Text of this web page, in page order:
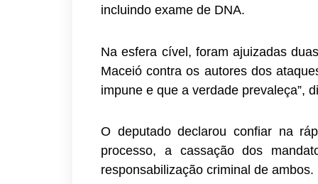
incluindo exame de DNA.
Na esfera cível, foram ajuizadas
Maceió contra os autores dos
impune e que a verdade prevaleça”,
O deputado declarou confiar na
processo, a cassação dos
responsabilização criminal de ambos.